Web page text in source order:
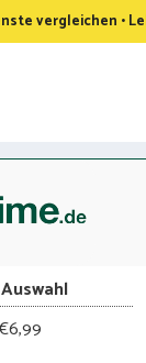
vergleichen •